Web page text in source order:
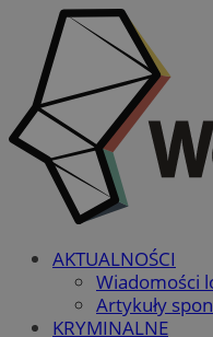
AKTUALNOŚCI
Wiadomości
Artykuły
KRYMINALNE